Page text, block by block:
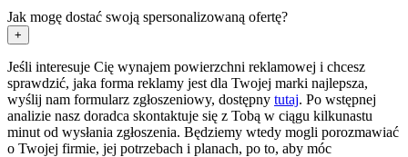
Jak mogę dostać swoją spersonalizowaną ofertę?
+
Jeśli interesuje Cię wynajem powierzchni reklamowej i chcesz
sprawdzić, jaka forma reklamy jest dla Twojej marki najlepsza,
wyślij nam formularz zgłoszeniowy, dostępny tutaj. Po wstępnej
analizie nasz doradca skontaktuje się z Tobą w ciągu kilkunastu
minut od wysłania zgłoszenia. Będziemy wtedy mogli porozmawiać
o Twojej firmie, jej potrzebach i planach, po to, aby móc